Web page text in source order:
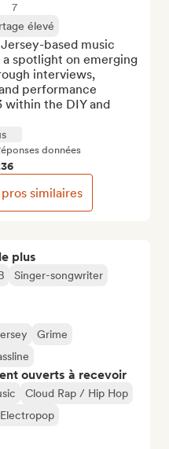
plus
Singer-songwriter
Grime
ouverts à recevoir
Cloud Rap / Hip Hop
Electropop
7
élevé
based music
spotlight on emerging
interviews,
performance
within the DIY and
données
similaires